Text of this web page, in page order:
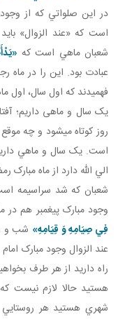
در اين صلواتي که از
است که «عند الزوال»
شعبان ماهي است که
عبادت بود. اين را در ماه
فهميدند که اول سال، اول
يک سال و ماهی داريم؛
روز کوتاه مي شود و چه
است. يک سال و ماهي
الي الله دارد از ماه
شعبان که شد سراسيمه
وجود مبارک پيغمبر هم در
فِي صِيَامِهِ وَ قِيَامِهِ» شب و
عند الزوال وجود مبارک
راه داريد از هر طرف
هستيد حالا لازم نيست
شهري هستيد هر